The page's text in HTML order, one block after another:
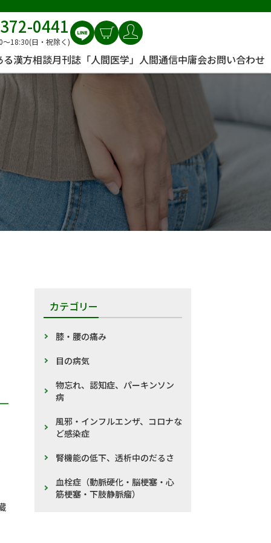
0441
〜18:30(日・祝除く)
る漢方相談月刊誌「人間医学」 人間通信中庸会お問い合わせ
カテゴリー
膝・腰の痛み
目の病気
物忘れ、認知症、パーキンソン
病
風邪・インフルエンザ、コロナな
ど感染症
腎機能の低下、透析中のだるさ
血栓症（動脈硬化・脳梗塞・心
筋梗塞・下肢静脈瘤）